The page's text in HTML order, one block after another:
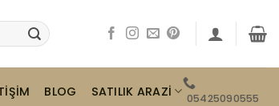
BLOG SATILIK ARAZI 05425090555